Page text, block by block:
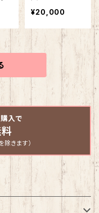
ー 左投げ 限
定 少年用 ジュ
ニア 軟式グロー
ブ グラブ J6V
オールラウンド
オールポジショ
ン用 LT24-GJ8
野球用品
¥20,000
入で
除きます）